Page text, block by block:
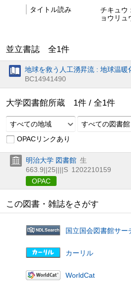
タイトル読み
チキュウ
ョウリュ
並立書誌 全1件
地球を救う人工湧昇流 : 地球温
BC14941490
大学図書館所蔵 1件 / 全1件
すべての地域
すべての図書館
OPACリンクあり
明治大学 図書館 生
663.9||25||||S 1202210159
OPAC
この図書・雑誌をさがす
国立国会図書館サー
カーリル
WorldCat